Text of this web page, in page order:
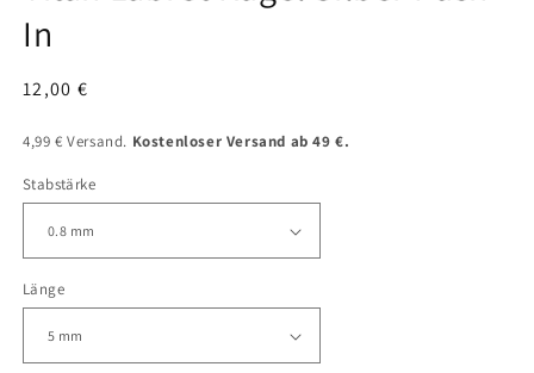
In
Normaler
12,00 €
4,99 € Versand. Kostenloser Versand ab 49 €.
Stabstärke
Länge